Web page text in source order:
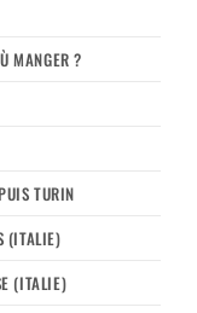
MANGER ?
TURIN
(ITALIE)
(ITALIE)